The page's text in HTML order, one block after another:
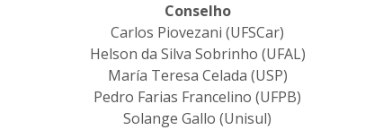
Conselho
Carlos Piovezani (UFSCar)
Helson da Silva Sobrinho (UFAL)
María Teresa Celada (USP)
Pedro Farias Francelino (UFPB)
Solange Gallo (Unisul)